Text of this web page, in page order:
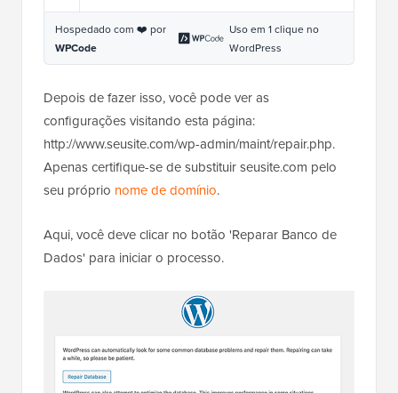
Hospedado com ❤️ por
WPCode
Uso em 1 clique no
WordPress
Depois de fazer isso, você pode ver as
configurações visitando esta página:
http://www.seusite.com/wp-admin/maint/repair.php.
Apenas certifique-se de substituir seusite.com pelo
seu próprio nome de domínio.
Aqui, você deve clicar no botão 'Reparar Banco de
Dados' para iniciar o processo.